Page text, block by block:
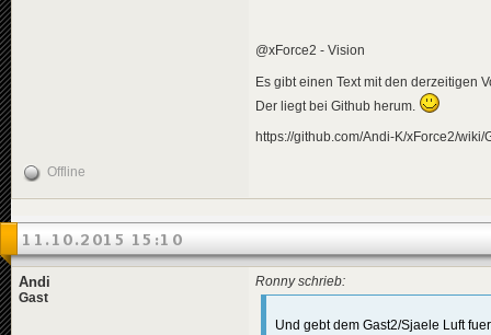
@xForce2 - Vision
Es gibt einen Text mit den derzeitigen
Der liegt bei Github herum.
https://github.com/Andi-K/xForce2/
Offline
11.10.2015 15:10
Andi
Gast
Ronny schrieb:
Und gebt dem Gast2/Sjaele Luft